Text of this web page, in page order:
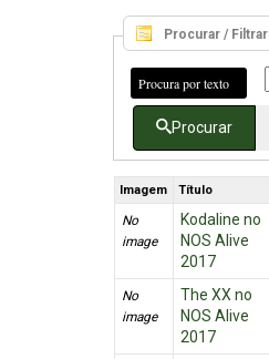
Procurar / Filtrar
Procura por texto
Procurar
Imagem Título
No
image
Kodaline no
NOS Alive
2017
No
image
The XX no
NOS Alive
2017